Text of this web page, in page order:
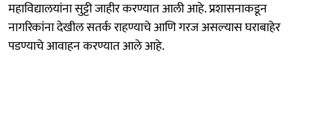
महाविद्यालयांना सुट्टी जाहीर करण्यात आली आहे. प्रशासनाकडून
नागरिकांना देखील सतर्क राहण्याचे आणि गरज असल्यास घराबाहेर
पडण्याचे आवाहन करण्यात आले आहे.